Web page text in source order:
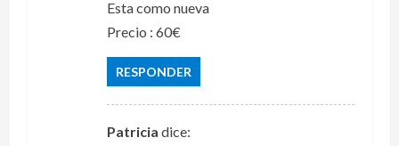
Esta como nueva
Precio : 60€
RESPONDER
Patricia dice: